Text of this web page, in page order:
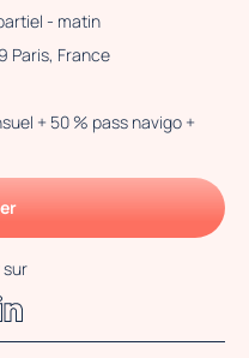
- matin
Paris, France
+ 50 % pass navigo +
sur